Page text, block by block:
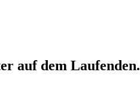
auf dem Laufenden.